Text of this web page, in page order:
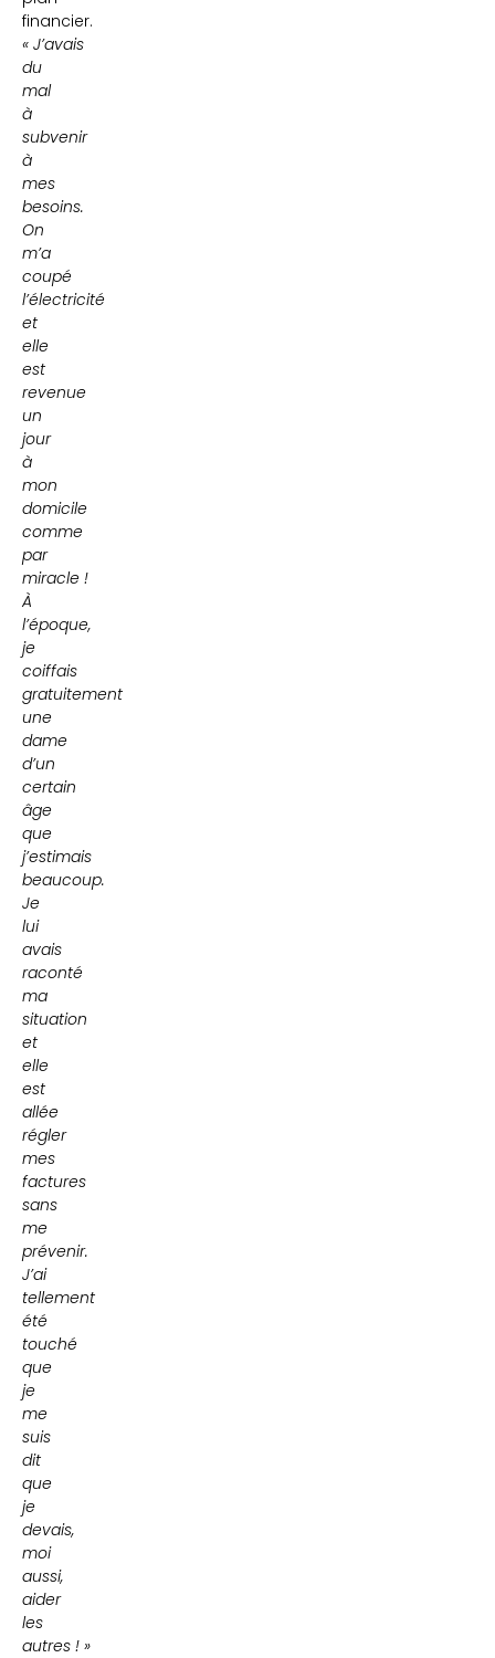
financier.
« J’avais
du
mal
à
subvenir
à
mes
besoins.
On
m’a
coupé
l’électricité
et
elle
est
revenue
un
jour
à
mon
domicile
comme
par
miracle !
À
l’époque,
je
coiffais
gratuitement
une
dame
d’un
certain
âge
que
j’estimais
beaucoup.
Je
lui
avais
raconté
ma
situation
et
elle
est
allée
régler
mes
factures
sans
me
prévenir.
J’ai
tellement
été
touché
que
je
me
suis
dit
que
je
devais,
moi
aussi,
aider
les
autres ! »